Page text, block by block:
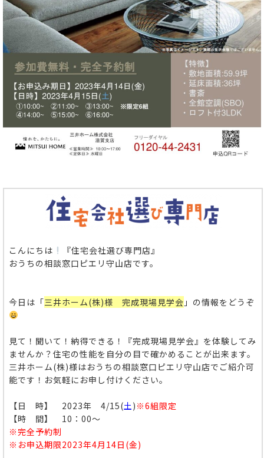
こんにちは
『住宅会社選び専門店』
おうちの相談窓口ピエリ守山店です。
今日は「三井ホーム(株)様 完成現場見学会 」の情報をどうぞ
見て！聞いて！納得できる！『完成現場見学会』を体験してみ
ませんか？住宅の性能を自分の目で確かめることが出来ます。
三井ホーム(株)様はおうちの相談窓口ピエリ守山店でご紹介可
能です！お気軽にお申し付けください。
【日 時】 2023年 4/15(土 ) ※6組限定
【時 間】 10：00～
※完全予約制
※お申込期限2023年4月14日(金)